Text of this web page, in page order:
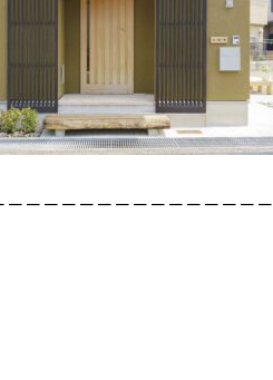
－－－－－－－－－－－－－－